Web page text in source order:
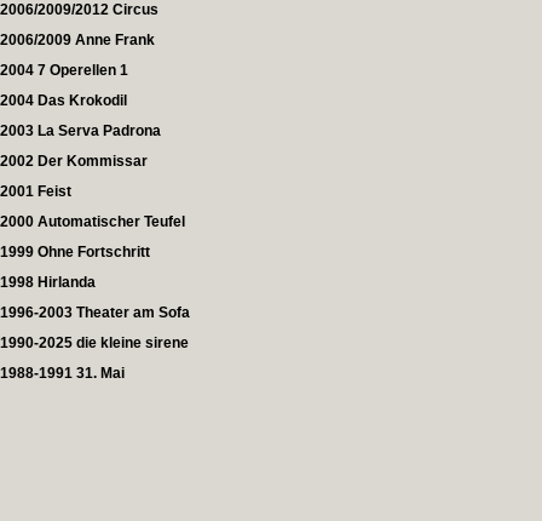
2006/2009/2012 Circus
2006/2009 Anne Frank
2004 7 Operellen 1
2004 Das Krokodil
2003 La Serva Padrona
2002 Der Kommissar
2001 Feist
2000 Automatischer Teufel
1999 Ohne Fortschritt
1998 Hirlanda
1996-2003 Theater am Sofa
1990-2025 die kleine sirene
1988-1991 31. Mai